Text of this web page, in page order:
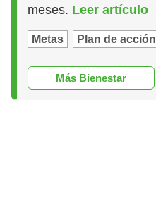
meses. Leer artículo
Metas Plan de acción
Más Bienestar